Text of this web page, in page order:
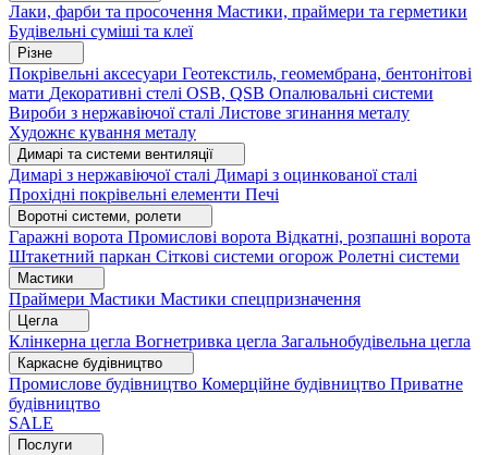
Лаки, фарби та просочення Мастики, праймери та герметики
Будівельні суміші та клеї
Різне
Покрівельні аксесуари Геотекстиль, геомембрана, бентонітові
мати Декоративні стелі OSB, QSB Опалювальні системи
Вироби з нержавіючої сталі Листове згинання металу
Художнє кування металу
Димарі та системи вентиляції
Димарі з нержавіючої сталі Димарі з оцинкованої сталі
Прохідні покрівельні елементи Печі
Воротні системи, ролети
Гаражні ворота Промислові ворота Відкатні, розпашні ворота
Штакетний паркан Сіткові системи огорож Ролетні системи
Мастики
Праймери Мастики Мастики спецпризначення
Цегла
Клінкерна цегла Вогнетривка цегла Загальнобудівельна цегла
Каркасне будівництво
Промислове будівництво Комерційне будівництво Приватне
будівництво
SALE
Послуги